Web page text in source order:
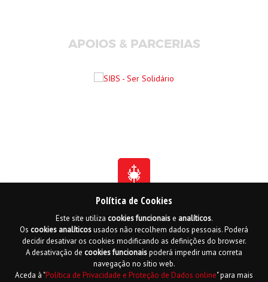
Política de Cookies
Este site utiliza cookiesfuncionaise analíticos.
Os cookies analíticosusados não recolhem dados pessoais. Poderá
decidir desativar os cookies modificando as definições do browser.
A desativação de cookiesfuncionaispoderá impedir uma correta
navegação no sítio web.
Aceda à "Política de Privacidade e Proteção de Dados online" para mais
APOIOS & PARCERIAS
Fundada em 1941
Membro Honorário da Ordem de Benemerência - 1966
Membro Honorário da Ordem de Cristo - 2006
Ordem do Infante D. Henrique - 2016
Livro de reclamações online